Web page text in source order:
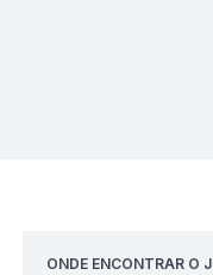
ONDE ENCONTRAR O